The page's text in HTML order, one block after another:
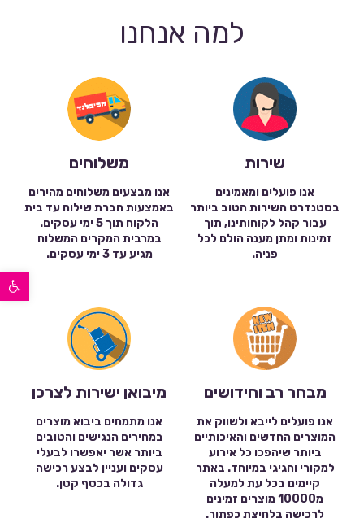
פתח סרגל נגישות
למה אנחנו
שירות
אנו פועלים ומאמינים
בסטנדרט השירות הטוב ביותר
עבור קהל לקוחותינו, תוך
זמינות ומתן מענה הולם לכל
פניה.
משלוחים
אנו מבצעים משלוחים מהירים
באמצעות חברת שילוח עד בית
הלקוח תוך 5 ימי עסקים.
במרבית המקרים המשלוח
מגיע עד 3 ימי עסקים.
מבחר רב וחידושים
אנו פועלים לייבא ולשווק את
המוצרים החדשים והאיכותיים
ביותר שיהפכו כל אירוע
למקורי וחגיגי במיוחד. באתר
קיימים בכל עת למעלה
מ10000 מוצרים זמינים
לרכישה בלחיצת כפתור.
מיבואן ישירות לצרכן
אנו מתמחים ביבוא מוצרים
במחירים הנגישים והטובים
ביותר אשר יאפשרו לבעלי
עסקים ועניין לבצע רכישה
גדולה בכסף קטן.